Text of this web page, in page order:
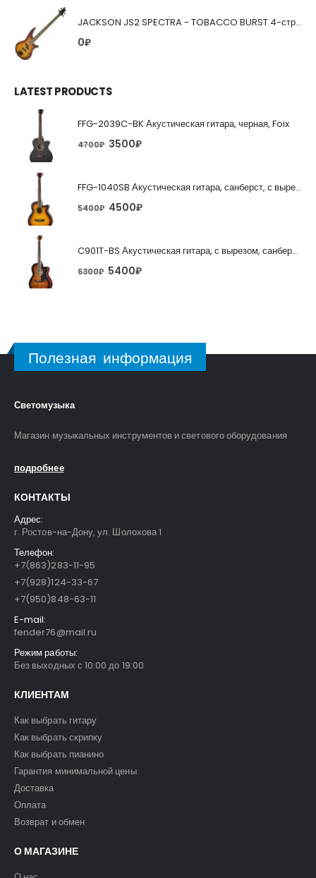
JACKSON JS2 SPECTRA - TOBACCO BURST 4-струнная бас-гитара
0₽
LATEST PRODUCTS
FFG-2039C-BK Акустическая гитара, черная, Foix
4700₽ 3500₽
FFG-1040SB Акустическая гитара, санберст, с вырезом, Foix
5400₽ 4500₽
C901T-BS Акустическая гитара, с вырезом, санберст, Caraya
6300₽ 5400₽
Полезная информация
Светомузыка
Магазин музыкальных инструментов и светового оборудования
подробнее
КОНТАКТЫ
Адрес:
г. Ростов-на-Дону, ул. Шолохова 1
Телефон:
+7(863)283-11-95
+7(928)124-33-67
+7(950)848-63-11
E-mail:
fender76@mail.ru
Режим работы:
Без выходных с 10:00 до 19:00
КЛИЕНТАМ
Как выбрать гитару
Как выбрать скрипку
Как выбрать пианино
Гарантия минимальной цены
Доставка
Оплата
Возврат и обмен
О МАГАЗИНЕ